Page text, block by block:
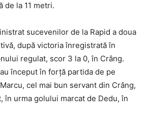
de la 11 metri.
sucevenilor de la Rapid a doua
după victoria înregistrată în
regulat, scor 3 la 0, în Crâng.
început în forţă partida de pe
cel mai bun servant din Crâng,
în urma golului marcat de Dedu, în